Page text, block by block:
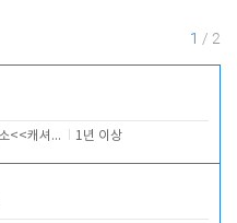
1 / 2
베팅.,청소<<캐셔 모셔봅니다. 1년 이상